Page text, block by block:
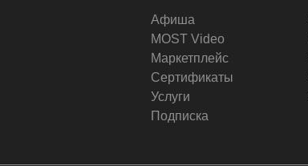
Афиша
MOST Video
Маркетплейс
Сертификаты
Услуги
Подписка